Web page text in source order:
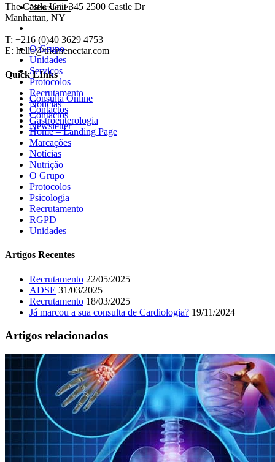
Newsletter
O Grupo
Unidades
Serviços
Protocolos
Recrutamento
Notícias
Contactos
Newsletter
The Castle Unit 345 2500 Castle Dr
Manhattan, NY
T: +216 (0)40 3629 4753
E: hello@themenectar.com
Quick LInks
Consulta Online
Contactos
Gastroenterologia
Home – Landing Page
Marcações
Notícias
Nutrição
O Grupo
Protocolos
Psicologia
Recrutamento
RGPD
Unidades
Artigos Recentes
Recrutamento 22/05/2025
ADSE 31/03/2025
Recrutamento 18/03/2025
Já marcou a sua consulta de Cardiologia? 19/11/2024
Artigos relacionados